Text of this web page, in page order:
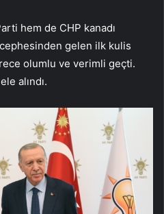
hem de CHP kanadı
gelen ilk kulis
olumlu ve verimli geçti.
alındı.